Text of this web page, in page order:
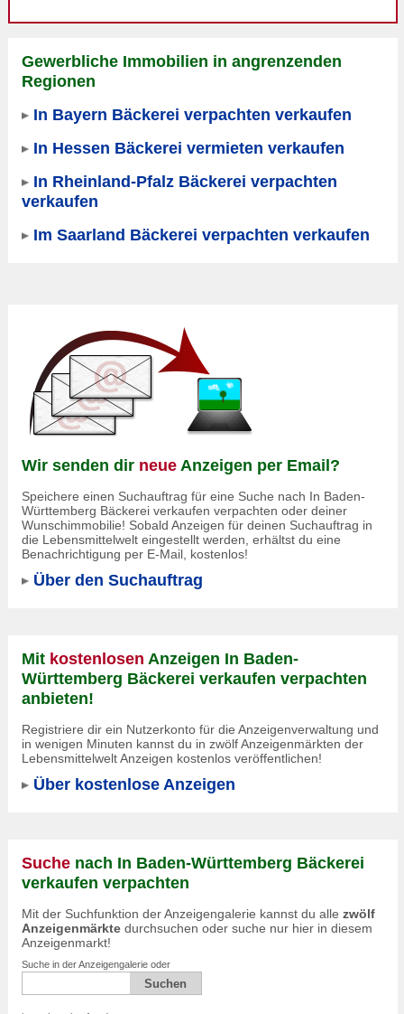
Gewerbliche Immobilien in angrenzenden
Regionen
In Bayern Bäckerei verpachten verkaufen
In Hessen Bäckerei vermieten verkaufen
In Rheinland-Pfalz Bäckerei verpachten
verkaufen
Im Saarland Bäckerei verpachten verkaufen
Wir senden dir neue Anzeigen per Email?
Speichere einen Suchauftrag für eine Suche nach In Baden-
Württemberg Bäckerei verkaufen verpachten oder deiner
Wunschimmobilie! Sobald Anzeigen für deinen Suchauftrag in
die Lebensmittelwelt eingestellt werden, erhältst du eine
Benachrichtigung per E-Mail, kostenlos!
Über den Suchauftrag
Mit kostenlosen Anzeigen In Baden-
Württemberg Bäckerei verkaufen verpachten
anbieten!
Registriere dir ein Nutzerkonto für die Anzeigenverwaltung und
in wenigen Minuten kannst du in zwölf Anzeigenmärkten der
Lebensmittelwelt Anzeigen kostenlos veröffentlichen!
Über kostenlose Anzeigen
Suche nach In Baden-Württemberg Bäckerei
verkaufen verpachten
Mit der Suchfunktion der Anzeigengalerie kannst du alle zwölf
Anzeigenmärkte durchsuchen oder suche nur hier in diesem
Anzeigenmarkt!
Suche in der Anzeigengalerie oder